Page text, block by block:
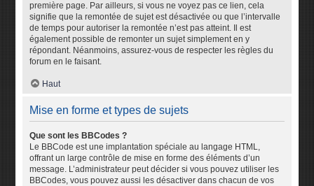
première page. Par ailleurs, si vous ne voyez pas ce lien, cela
signifie que la remontée de sujet est désactivée ou que l’intervalle
de temps pour autoriser la remontée n’est pas atteint. Il est
également possible de remonter un sujet simplement en y
répondant. Néanmoins, assurez-vous de respecter les règles du
forum en le faisant.
Haut
Mise en forme et types de sujets
Que sont les BBCodes ?
Le BBCode est une implantation spéciale au langage HTML,
offrant un large contrôle de mise en forme des éléments d’un
message. L’administrateur peut décider si vous pouvez utiliser les
BBCodes, vous pouvez aussi les désactiver dans chacun de vos